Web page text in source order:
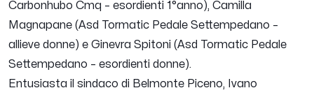
Carbonhubo Cmq – esordienti 1°anno), Camilla
Magnapane (Asd Tormatic Pedale Settempedano –
allieve donne) e Ginevra Spitoni (Asd Tormatic Pedale
Settempedano – esordienti donne).
Entusiasta il sindaco di Belmonte Piceno, Ivano